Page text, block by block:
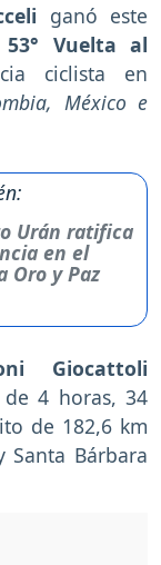
ganó este
53° Vuelta al
ciclista en
México e
Urán ratifica
en el
Oro y Paz
Giocattoli
4 horas, 34
de 182,6 km
Santa Bárbara